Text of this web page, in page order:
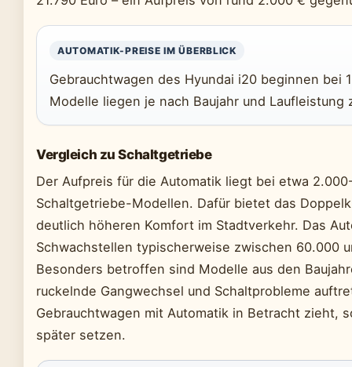
AUTOMATIK-PREISE IM ÜBERBLICK
Gebrauchtwagen des Hyundai i20 beginnen bei
Modelle liegen je nach Baujahr und
Vergleich zu Schaltgetriebe
Der Aufpreis für die Automatik liegt bei etwa
Schaltgetriebe-Modellen. Dafür bietet das
deutlich höheren Komfort im Stadtverkehr. Das
Schwachstellen typischerweise zwischen 60.000
Besonders betroffen sind Modelle aus den
ruckelnde Gangwechsel und Schaltprobleme
Gebrauchtwagen mit Automatik in Betracht zieht,
später setzen.